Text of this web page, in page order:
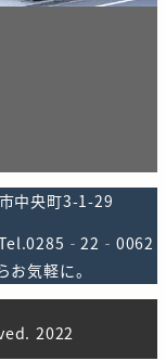
中央町3-1-29
気軽に。
2022